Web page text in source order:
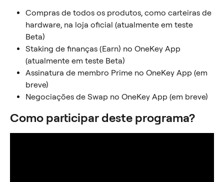
Compras de todos os produtos, como carteiras de
hardware, na loja oficial (atualmente em teste
Beta)
Staking de finanças (Earn) no OneKey App
(atualmente em teste Beta)
Assinatura de membro Prime no OneKey App (em
breve)
Negociações de Swap no OneKey App (em breve)
Como participar deste programa?